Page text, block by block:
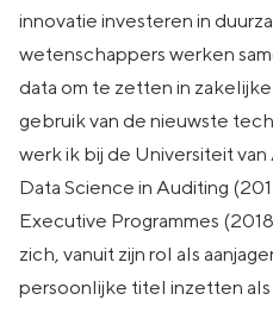
innovatie investeren in
wetenschappers werken
data om te zetten in
gebruik van de nieuwste
werk ik bij de Universiteit
Data Science in Auditing
Executive Programmes
zich, vanuit zijn rol als
persoonlijke titel inzetten als